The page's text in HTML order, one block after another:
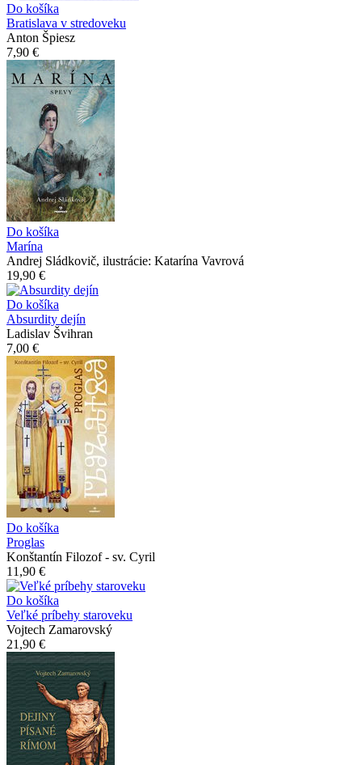
Do košíka
Bratislava v stredoveku
Anton Špiesz
7,90 €
Do košíka
Marína
Andrej Sládkovič, ilustrácie: Katarína Vavrová
19,90 €
Do košíka
Absurdity dejín
Ladislav Švihran
7,00 €
Do košíka
Proglas
Konštantín Filozof - sv. Cyril
11,90 €
Do košíka
Veľké príbehy staroveku
Vojtech Zamarovský
21,90 €